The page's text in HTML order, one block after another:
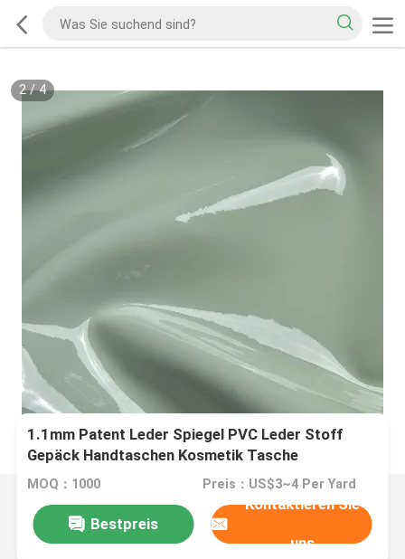
2/4
1.1mm Patent Leder Spiegel PVC Leder Stoff
Gepäck Handtaschen Kosmetik Tasche
Verwendung
MOQ：1000 Preis：US$3~4 Per Yard
Bestpreis
Kontaktieren Sie
uns